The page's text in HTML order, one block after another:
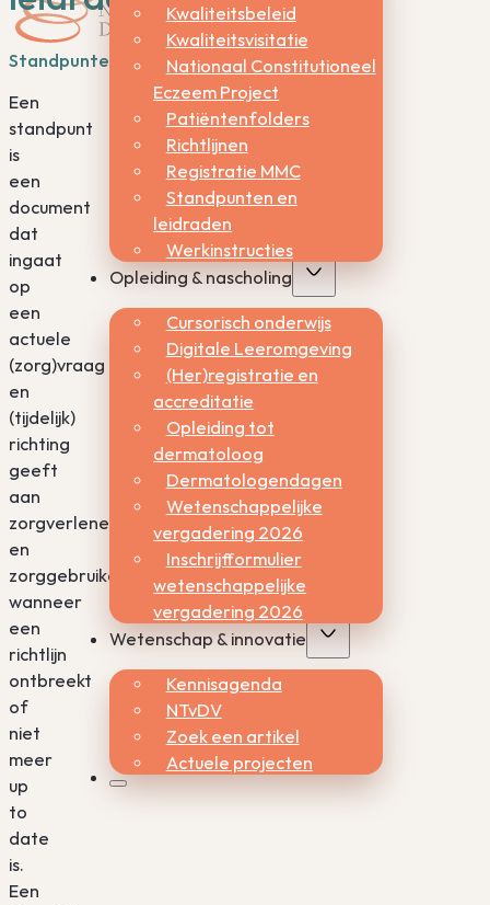
Kwaliteitsbeleid
Kwaliteitsvisitatie
Nationaal Constitutioneel
Eczeem Project
Patiëntenfolders
Richtlijnen
Registratie MMC
Standpunten en
leidraden
Werkinstructies
Opleiding & nascholing
Cursorisch onderwijs
Digitale Leeromgeving
(Her)registratie en
accreditatie
Opleiding tot
dermatoloog
Dermatologendagen
Wetenschappelijke
vergadering 2026
Inschrijfformulier
wetenschappelijke
vergadering 2026
Wetenschap & innovatie
Kennisagenda
NTvDV
Zoek een artikel
Actuele projecten
Standpunten
Een
standpunt
is
een
document
dat
ingaat
op
een
actuele
(zorg)vraag
en
(tijdelijk)
richting
geeft
aan
zorgverleners
en
zorggebruikers
wanneer
een
richtlijn
ontbreekt
of
niet
meer
up
to
date
is.
Een